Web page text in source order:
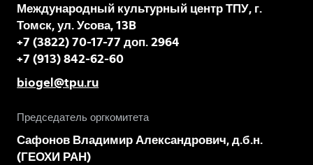
Международный культурный центр ТПУ, г.
Томск, ул. Усова, 13B
+7 (3822) 70-17-77 доп. 2964
+7 (913) 842-62-60
biogel@tpu.ru
Председатель оргкомитета
Сафонов Владимир Александрович, д.б.н.
(ГЕОХИ РАН)